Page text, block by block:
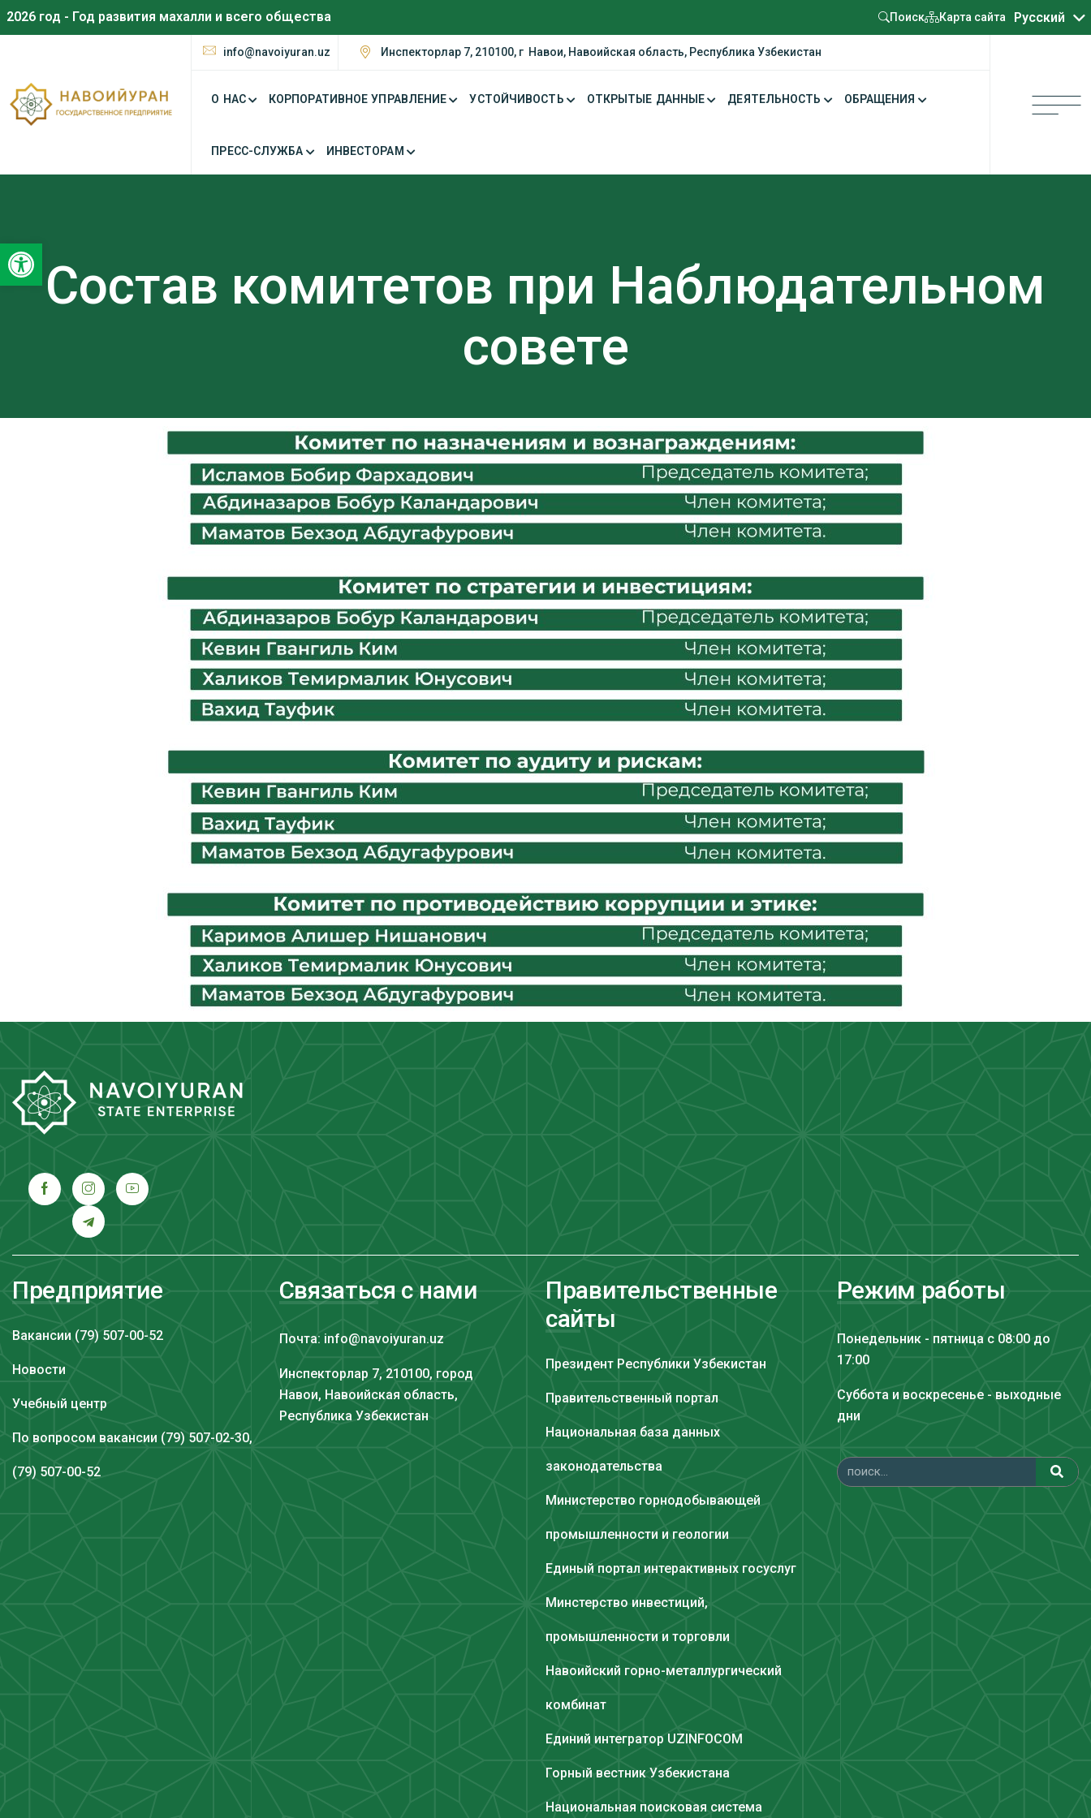
Открыть панель инструментов
2026 год - Год развития махалли и всего общества Поиск Карта сайта Русский
Oʻzbekcha
info@navoiyuran.uz Инспекторлар 7, 210100, г Навои, Навоийская область, Республика Узбекистан
О НАС КОРПОРАТИВНОЕ УПРАВЛЕНИЕ УСТОЙЧИВОСТЬ ОТКРЫТЫЕ ДАННЫЕ ДЕЯТЕЛЬНОСТЬ ОБРАЩЕНИЯ
ПРЕСС-СЛУЖБА ИНВЕСТОРАМ
Состав комитетов при Наблюдательном
совете
Предприятие
Вакансии (79) 507-00-52
Новости
Учебный центр
По вопросом вакансии (79) 507-02-30,
(79) 507-00-52
Связаться с нами
Почта: info@navoiyuran.uz
Инспекторлар 7, 210100, город
Навои, Навоийская область,
Республика Узбекистан
Правительственные
сайты
Президент Республики Узбекистан
Правительственный портал
Национальная база данных
законодательства
Министерство горнодобывающей
промышленности и геологии
Единый портал интерактивных госуслуг
Минстерство инвестиций,
промышленности и торговли
Навоийский горно-металлургический
комбинат
Единий интегратор UZINFOCOM
Горный вестник Узбекистана
Национальная поисковая система
Режим работы
Понедельник - пятница с 08:00 до
17:00
Суббота и воскресенье - выходные
дни